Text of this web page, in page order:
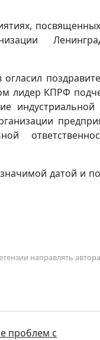
лидер КПРФ
датой и
направлять
проблем с